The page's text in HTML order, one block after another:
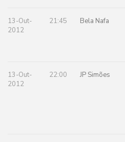
13-Out-
2012
21:45 Bela Nafa
13-Out-
2012
22:00 JP Simões